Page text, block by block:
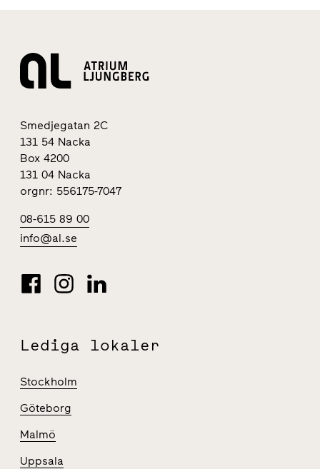
Smedjegatan 2C
131 54 Nacka
Box 4200
131 04 Nacka
orgnr: 556175-7047
08-615 89 00
info@al.se
Lediga lokaler
Stockholm
Göteborg
Malmö
Uppsala